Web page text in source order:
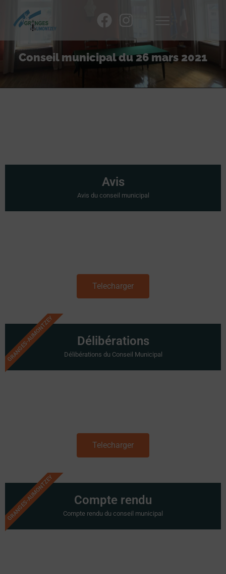
Conseil municipal du 26 mars 2021
Avis
Avis du conseil municipal
Telecharger
GRANGES-AUMONTZEY Délibérations
Délibérations du Conseil Municipal
Telecharger
GRANGES-AUMONTZEY Compte rendu
Compte rendu du conseil municipal